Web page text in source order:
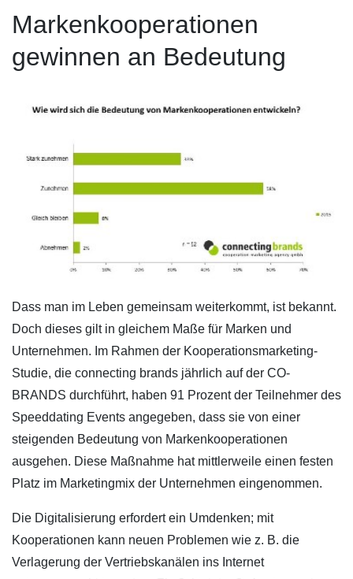
Markenkooperationen
gewinnen an Bedeutung
Dass man im Leben gemeinsam weiterkommt, ist bekannt.
Doch dieses gilt in gleichem Maße für Marken und
Unternehmen. Im Rahmen der Kooperationsmarketing-
Studie, die connecting brands jährlich auf der CO-
BRANDS durchführt, haben 91 Prozent der Teilnehmer des
Speeddating Events angegeben, dass sie von einer
steigenden Bedeutung von Markenkooperationen
ausgehen. Diese Maßnahme hat mittlerweile einen festen
Platz im Marketingmix der Unternehmen eingenommen.
Die Digitalisierung erfordert ein Umdenken; mit
Kooperationen kann neuen Problemen wie z. B. die
Verlagerung der Vertriebskanälen ins Internet